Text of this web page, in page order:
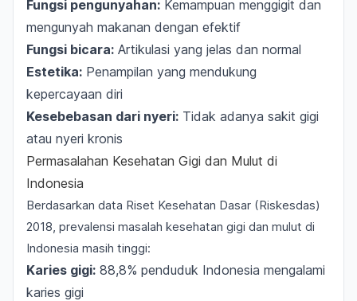
Fungsi pengunyahan: Kemampuan menggigit dan
mengunyah makanan dengan efektif
Fungsi bicara: Artikulasi yang jelas dan normal
Estetika: Penampilan yang mendukung
kepercayaan diri
Kesebebasan dari nyeri: Tidak adanya sakit gigi
atau nyeri kronis
Permasalahan Kesehatan Gigi dan Mulut di
Indonesia
Berdasarkan data Riset Kesehatan Dasar (Riskesdas)
2018, prevalensi masalah kesehatan gigi dan mulut di
Indonesia masih tinggi:
Karies gigi: 88,8% penduduk Indonesia mengalami
karies gigi